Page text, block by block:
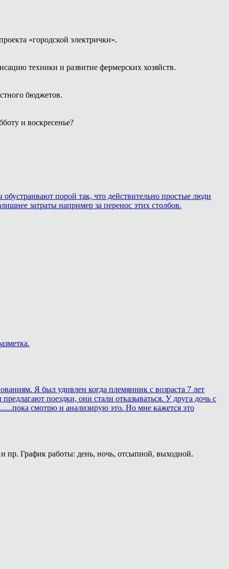
«городской электрички».
техники и развитие фермерских хозяйств.
бюджетов.
и воскресенье?
порой так, что действительно простые люди
затраты например за перенос этих столбов.
Я был удивлен когда племянник с возраста 7 лет
поездки, они стали отказываться. У друга дочь с
смотрю и анализирую это. Но мне кажется это
пр. График работы: день, ночь, отсыпной, выходной.